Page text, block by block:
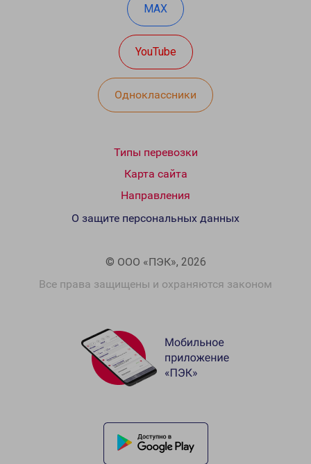
MAX
YouTube
Одноклассники
Типы перевозки
Карта сайта
Направления
© ООО «ПЭК», 2026
Все права защищены и охраняются законом
О защите персональных данных